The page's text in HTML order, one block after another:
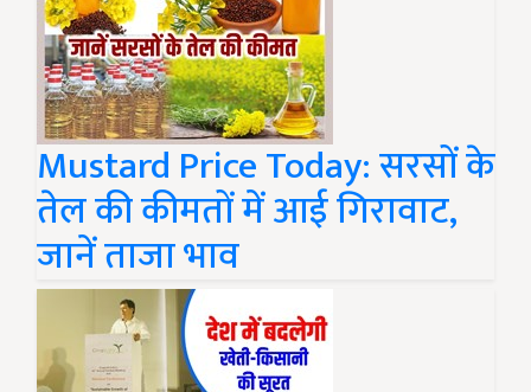
Mustard Price Today: सरसों के
तेल की कीमतों में आई गिरावाट,
जानें ताजा भाव